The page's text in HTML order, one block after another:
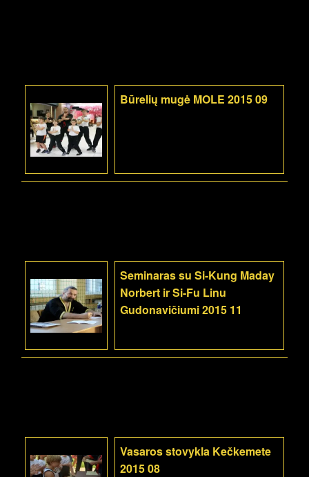
Būrelių mugė MOLE 2015 09
Seminaras su Si-Kung Maday
Norbert ir Si-Fu Linu
Gudonavičiumi 2015 11
Vasaros stovykla Kečkemete
2015 08